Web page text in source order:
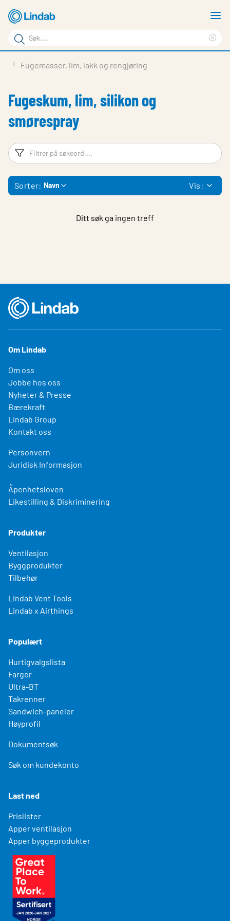
hovedinnhold
Søkeord
Søk
på
Last ned
Om Lindab
Bærekraft
Kontakt oss
Logg inn
Fugemasser, lim, lakk og rengjøring
Fugeskum, lim, silikon og
smørespray
Filtreringsord
Sorter: Navn Vis:
Ditt søk ga ingen treff
Om Lindab
Om oss
Jobbe hos oss
Nyheter & Presse
Bærekraft
Lindab Group
Kontakt oss
Personvern
Juridisk Informasjon
Åpenhetsloven
Likestilling & Diskriminering
Produkter
Ventilasjon
Byggprodukter
Tilbehør
Lindab Vent Tools
Lindab x Airthings
Populært
Hurtigvalgslista
Farger
Ultra-BT
Takrenner
Sandwich-paneler
Høyprofil
Dokumentsøk
Søk om kundekonto
Last ned
Prislister
Apper ventilasjon
Apper byggeprodukter